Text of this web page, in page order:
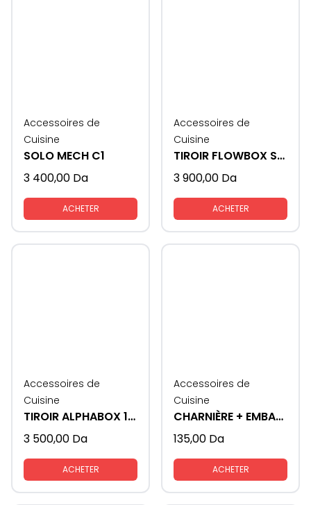
Accessoires de
Cuisine
SOLO MECH C1
3 400,00 Da
ACHETER
Accessoires de
Cuisine
TIROIR FLOWBOX SAMET
3 900,00 Da
ACHETER
Accessoires de
Cuisine
TIROIR ALPHABOX 16mm 450 soft close
3 500,00 Da
ACHETER
Accessoires de
Cuisine
CHARNIÈRE + EMBASE STAR TRACK 3D
135,00 Da
ACHETER